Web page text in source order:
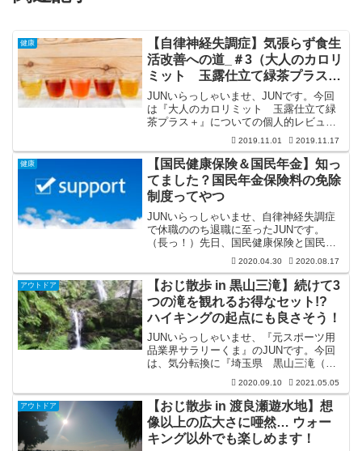
健康
【自律神経失調症】気張らず食生
活改善への道_＃3（大人のカロリ
ミット 玉露仕立て緑茶プラス＋
編）
JUNいらっしゃいませ、JUNです。今回
は『大人のカロリミット 玉露仕立て緑
茶プラス＋』についての個人的レビュー
となります。ヘルシアシリーズ以外に、
レギュラーメンバー入り候補を探してい
きたいと思います。前回のお話はこちら↓
今回も箱買いで（し...
2019.11.01 2019.11.17
健康
【国民健康保険＆国民年金】知っ
てました？国民年金保険料の免除
制度ってやつ
JUNいらっしゃいませ、自律神経失調症
で休職ののち退職に至ったJUNです。
（長っ！）先日、国民健康保険と国民年
金の切り替え手続きに行ってきたお話を
方に案内された『国民年金保険料の免除
制度』について少しお話...
2020.04.30 2020.08.17
アウトドア
【おじ散歩 in 黒山三滝】続けて3
つの滝を観れるお得なセット!?
ハイキングの起点にも良さそう！
JUNいらっしゃいませ、『元スポーツ用
品業界サラリーくま』のJUNです。今回
は、気分転換に『埼玉県 黒山三滝（く
ろやまさんたき）』へ散歩（ウォーキン
グ）にぶらりと行ってきましたので、そ
のお話をしたいと思います。ホントはそ
こから「2時間程度の...
2020.09.10 2021.05.05
アウトドア
【おじ散歩 in 渡良瀬遊水地】想
像以上の広大さに唖然… ウォー
キング以外でも楽しめます！